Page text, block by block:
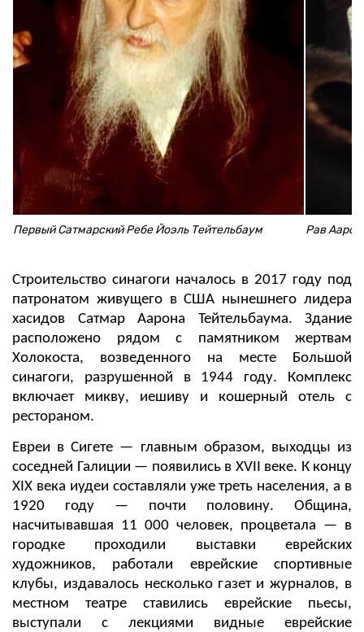
Первый Сатмарский Ребе Йоэль Тейтельбаум Рав
Строительство синагоги началось в 2017 году под
патронатом живущего в США нынешнего лидера
хасидов Сатмар Аарона Тейтельбаума. Здание
расположено рядом с памятником жертвам
Холокоста, возведенного на месте Большой
синагоги, разрушенной в 1944 году. Комплекс
включает микву, иешиву и кошерный отель с
рестораном.
Евреи в Сигете — главным образом, выходцы из
соседней Галиции — появились в XVII веке. К концу
XIX века иудеи составляли уже треть населения, а в
1920 году — почти половину. Община,
насчитывавшая 11 000 человек, процветала — в
городке проходили выставки еврейских
художников, работали еврейские спортивные
клубы, издавалось несколько газет и журналов, в
местном театре ставились еврейские пьесы,
выступали с лекциями видные еврейские